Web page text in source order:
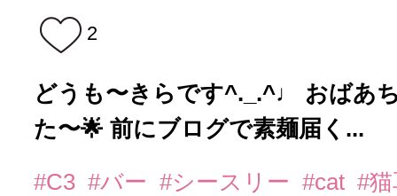
2
どうも〜きらです^._.^♩ おばあ
た〜🌟 前にブログで素麺届く...
#C3 #バー #シースリー #cat #